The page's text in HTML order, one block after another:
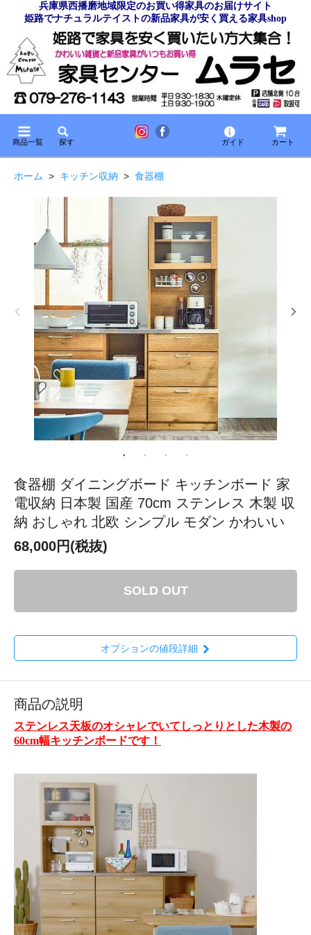
兵庫県西播磨地域限定のお買い得家具のお届けサイト
姫路でナチュラルテイストの新品家具が安く買える家具shop
商品一覧 探す ガイド カート
ホーム > キッチン収納 > 食器棚
食器棚 ダイニングボード キッチンボード 家
電収納 日本製 国産 70cm ステンレス 木製 収
納 おしゃれ 北欧 シンプル モダン かわいい
68,000円(税抜)
SOLD OUT
オプションの値段詳細
商品の説明
ステンレス天板のオシャレでいてしっとりとした木製の
60cm幅キッチンボードです！